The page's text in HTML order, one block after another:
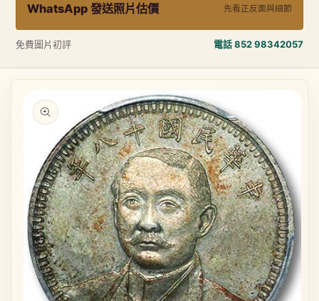
WhatsApp 發送照片估價 先看正反面與細節
免費圖片初評 電話 852 98342057
資訊